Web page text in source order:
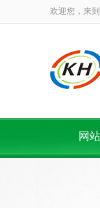
欢迎您，来
网